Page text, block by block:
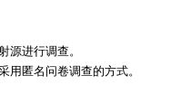
源进行调查。
匿名问卷调查的方式。